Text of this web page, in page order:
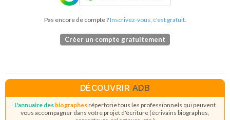
Pas encore de compte ?Inscrivez-vous, c'est gratuit.
Créer un compte gratuitement
DÉCOUVRIR ADB
L'annuaire des biographesrépertorie tous les professionnels qui peuvent
vous accompagner dans votre projet d'écriture (écrivains biographes,